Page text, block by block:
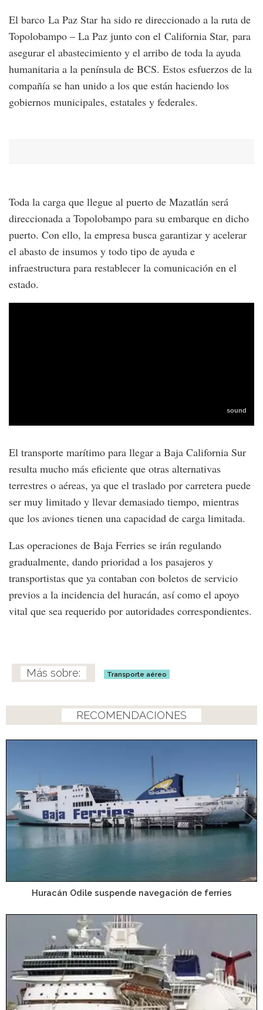
El barco La Paz Star ha sido re direccionado a la ruta de
Topolobampo – La Paz junto con el California Star, para
asegurar el abastecimiento y el arribo de toda la ayuda
humanitaria a la península de BCS. Estos esfuerzos de la
compañía se han unido a los que están haciendo los
gobiernos municipales, estatales y federales.
Toda la carga que llegue al puerto de Mazatlán será
direccionada a Topolobampo para su embarque en dicho
puerto. Con ello, la empresa busca garantizar y acelerar
el abasto de insumos y todo tipo de ayuda e
infraestructura para restablecer la comunicación en el
estado.
El transporte marítimo para llegar a Baja California Sur
resulta mucho más eficiente que otras alternativas
terrestres o aéreas, ya que el traslado por carretera puede
ser muy limitado y llevar demasiado tiempo, mientras
que los aviones tienen una capacidad de carga limitada.
Las operaciones de Baja Ferries se irán regulando
gradualmente, dando prioridad a los pasajeros y
transportistas que ya contaban con boletos de servicio
previos a la incidencia del huracán, así como el apoyo
vital que sea requerido por autoridades correspondientes.
Transporte aéreo
RECOMENDACIONES
Huracán Odile suspende navegación de ferries